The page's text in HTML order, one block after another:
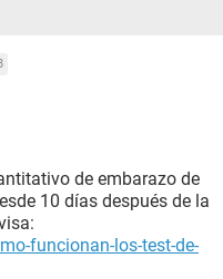
de embarazo de
10 días después de la
funcionan-los-test-de-